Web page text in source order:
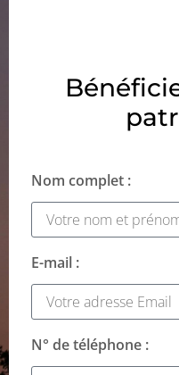
Nom complet :
E-mail :
N° de téléphone :